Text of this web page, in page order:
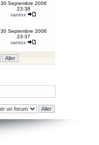
30 Septembre 2006
23:38
xantox
30 Septembre 2006
23:37
xantox